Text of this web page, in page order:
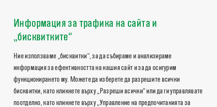
Информация за трафика на сайта и
„бисквитките“
Ние използваме „бисквитки“, за да събираме и анализираме
информация за ефективността на нашия сайт и за да осигурим
функционирането му. Можете да изберете да разрешите всички
бисквитки, като кликнете върху „Разреши всички“ или да ги управлявате
поотделно, като кликнете върху „Управление на предпочитанията за